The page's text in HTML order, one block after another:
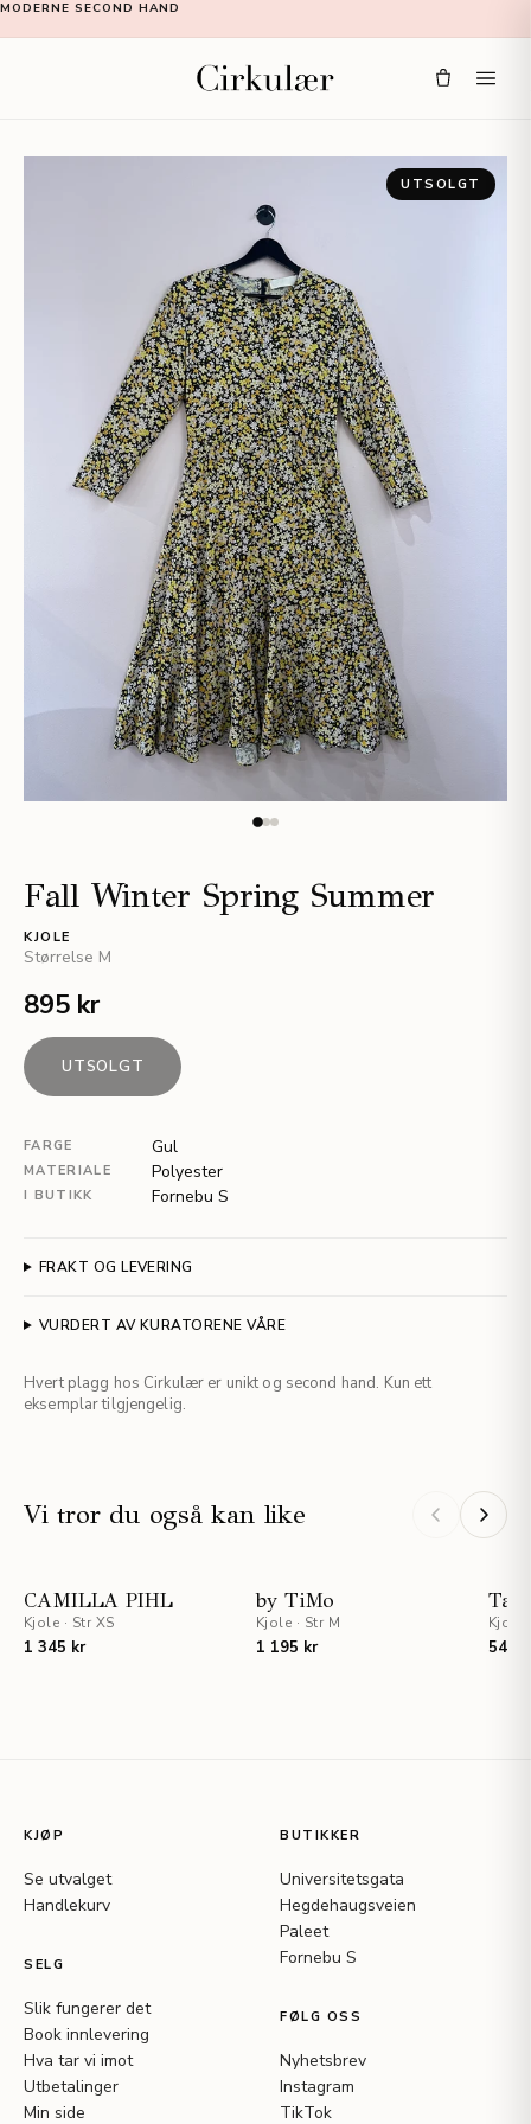
MODERNE SECOND HAND
UTSOLGT
Fall Winter Spring Summer
KJOLE
Størrelse M
895 kr
UTSOLGT
FARGE Gul
MATERIALE Polyester
I BUTIKK Fornebu S
FRAKT OG LEVERING
VURDERT AV KURATORENE VÅRE
Hvert plagg hos Cirkulær er unikt og second hand. Kun ett
eksemplar tilgjengelig.
Vi tror du også kan like
CAMILLA PIHL
Kjole · Str XS
1 345 kr
by TiMo
Kjole · Str M
1 195 kr
Kjole
545
KJØP
Se utvalget
Handlekurv
SELG
Slik fungerer det
Book innlevering
Hva tar vi imot
Utbetalinger
Min side
BUTIKKER
Universitetsgata
Hegdehaugsveien
Paleet
Fornebu S
FØLG OSS
Nyhetsbrev
Instagram
TikTok